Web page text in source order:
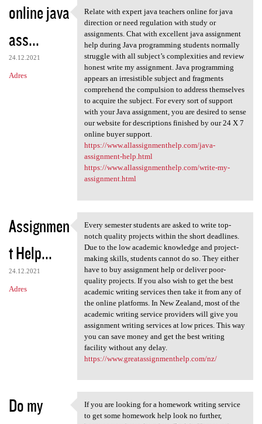
online java
ass...
24.12.2021
Adres
Relate with expert java
Relate with expert java teachers online for java
direction or need regulation with study or
assignments. Chat with excellent java assignment
help during Java programming students normally
struggle with all subject’s complexities and review
honest write my assignment. Java programming
appears an irresistible subject and fragments
comprehend the compulsion to address themselves
to acquire the subject. For every sort of support
with your Java assignment, you are desired to sense
our website for descriptions finished by our 24 X 7
online buyer support.
https://www.allassignmenthelp.com/java-
assignment-help.html
https://www.allassignmenthelp.com/write-my-
assignment.html
Assignmen
t Help...
24.12.2021
Adres
Every semester students are
Every semester students are asked to write top-
notch quality projects within the short deadlines.
Due to the low academic knowledge and project-
making skills, students cannot do so. They either
have to buy assignment help or deliver poor-
quality projects. If you also wish to get the best
academic writing services then take it from any of
the online platforms. In New Zealand, most of the
academic writing service providers will give you
assignment writing services at low prices. This way
you can save money and get the best writing
facility without any delay.
https://www.greatassignmenthelp.com/nz/
Do my
If you are looking for a
If you are looking for a homework writing service
to get some homework help look no further,